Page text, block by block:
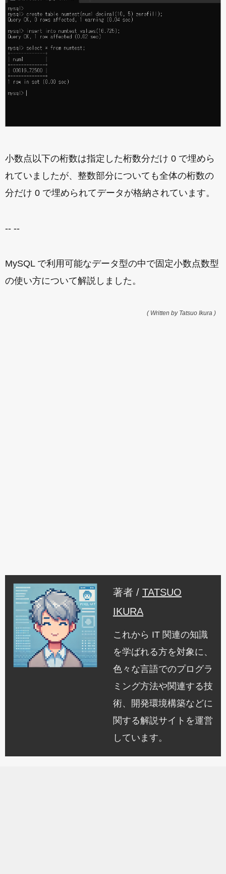
小数点以下の桁数は指定した桁数分だけ 0 で埋めら
れていましたが、整数部分についても全体の桁数の
分だけ 0 で埋められてデータが格納されています。
-- --
MySQL で利用可能なデータ型の中で固定小数点数型
の使い方について解説しました。
( Written by Tatsuo Ikura )
著者 / TATSUO
IKURA
これから IT 関連の知識
を学ばれる方を対象に、
色々な言語でのプログラ
ミング方法や関連する技
術、開発環境構築などに
関する解説サイトを運営
しています。